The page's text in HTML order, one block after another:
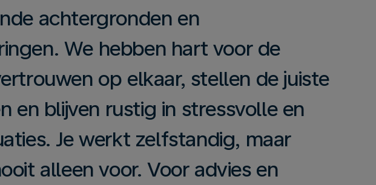
achtergronden en
We hebben hart voor de
op elkaar, stellen de juiste
en blijven rustig in stressvolle en
Je werkt zelfstandig, maar
alleen voor. Voor advies en